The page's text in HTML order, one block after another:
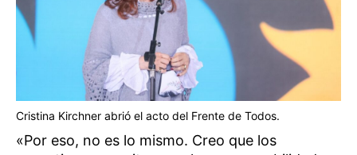
Cristina Kirchner abrió el acto del Frente de Todos.
«Por eso, no es lo mismo. Creo que los